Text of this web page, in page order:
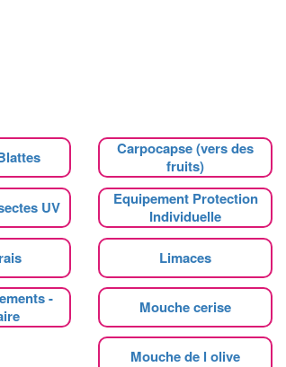
Carpocapse (vers des
fruits)
UV
Equipement Protection
Individuelle
Limaces
-
Mouche cerise
Mouche de l olive